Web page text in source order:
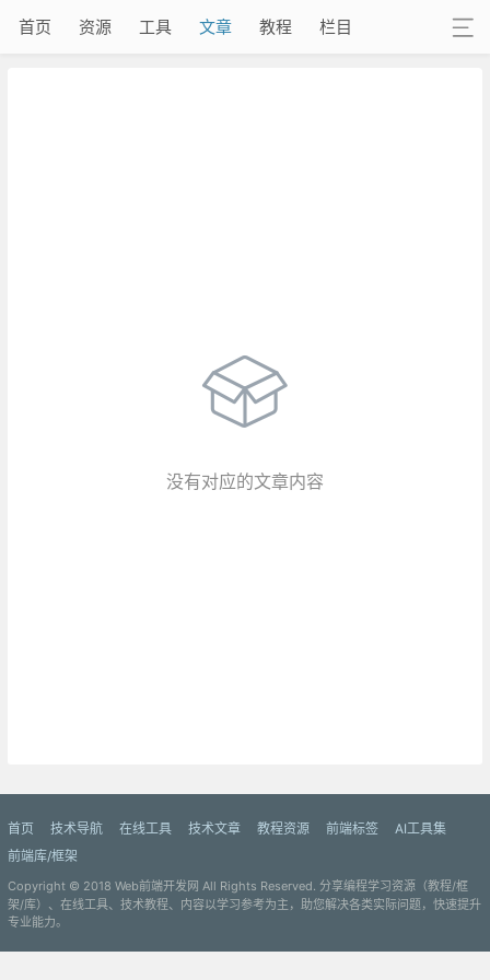
首页 资源 工具 文章 教程 栏目
没有对应的文章内容
首页 技术导航 在线工具 技术文章 教程资源 前端标签
AI工具集
前端库/框架